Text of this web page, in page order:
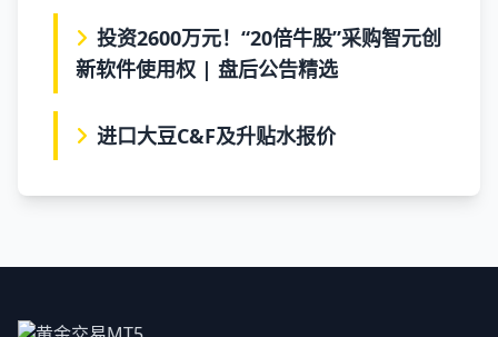
投资2600万元！“20倍牛股”采购智元创
新软件使用权 | 盘后公告精选
进口大豆C&F及升贴水报价